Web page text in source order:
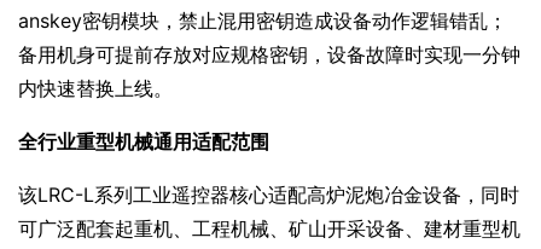
anskey密钥模块，禁止混用密钥造成设备动作逻辑错乱；
备用机身可提前存放对应规格密钥，设备故障时实现一分钟
内快速替换上线。
全行业重型机械通用适配范围
该LRC-L系列工业遥控器核心适配高炉泥炮冶金设备，同时
可广泛配套起重机、工程机械、矿山开采设备、建材重型机